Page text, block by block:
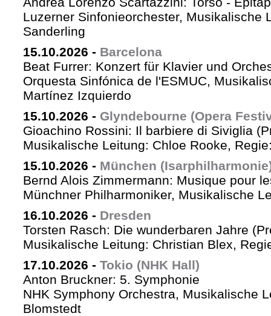
Luzerner Sinfonieorchester, Musikalische
Sanderling
15.10.2026 - Barcelona
Beat Furrer: Konzert für Klavier und
Orquesta Sinfónica de l'ESMUC,
Martínez Izquierdo
15.10.2026 - Glyndebourne (Opera
Gioachino Rossini: Il barbiere di Siviglia
Musikalische Leitung: Chloe Rooke,
15.10.2026 - München
Bernd Alois Zimmermann: Musique pour
Münchner Philharmoniker, Musikalische
16.10.2026 - Dresden
Torsten Rasch: Die wunderbaren Jahre
Musikalische Leitung: Christian Blex,
17.10.2026 - Tokio (NHK Hall)
Anton Bruckner: 5. Symphonie
NHK Symphony Orchestra, Musikalische
Blomstedt